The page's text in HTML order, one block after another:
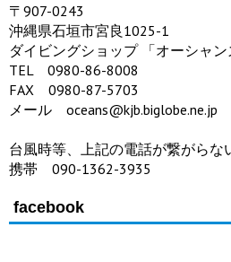
〒907-0243
沖縄県石垣市宮良1025-1
ダイビングショップ 「オーシャン
TEL 0980-86-8008
FAX 0980-87-5703
メール oceans@kjb.biglobe.ne.jp
台風時等、上記の電話が繋がらな
携帯 090-1362-3935
facebook